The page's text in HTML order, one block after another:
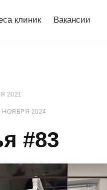
клиник Вакансии
2021
2024
#83